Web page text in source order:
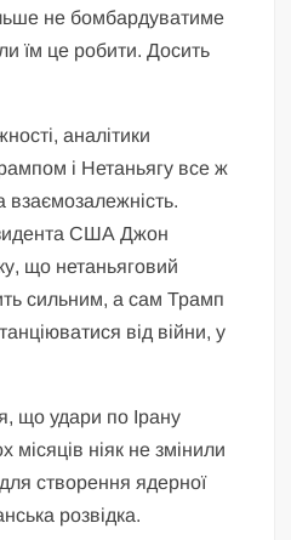
не бомбардуватиме
їм це робити. Досить
аналітики
і Нетаньягу все ж
взаємозалежність.
США Джон
що нетаньяговий
сильним, а сам Трамп
від війни, у
що удари по Ірану
місяців ніяк не змінили
створення ядерної
розвідка.